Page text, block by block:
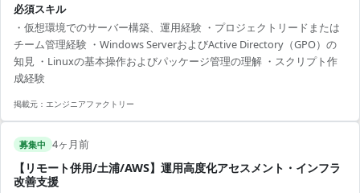
捗管理、ベンダーコントロール、技術選定を行い、 中長期的な改善ロ
ードマップの策定から実行まで担います。 仮想環境におけるサーバー
構築やリソース管理、Active Directoryを用いた認証基盤の運用、Linux
サーバーの管理、監視および自動化対応など、 幅広いインフラ領域に
関与いただきます。 ...
必須スキル
・仮想環境でのサーバー構築、運用経験 ・プロジェクトリードまたは
チーム管理経験 ・Windows ServerおよびActive Directory（GPO）の
知見 ・Linuxの基本操作およびパッケージ管理の理解 ・スクリプト作
成経験
掲載元： エンジニアファクトリー
募集中 4ヶ月前
【リモート併用/土浦/AWS】運用高度化アセスメント・インフラ
改善支援